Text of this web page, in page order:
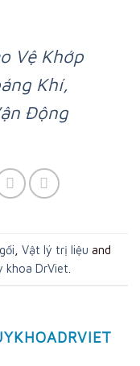
Vệ Khớp
Khí,
Động
Vật lý trị liệu and
khoa DrViet